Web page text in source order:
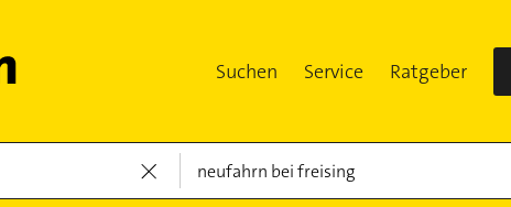
Suchen Service Ratgeber